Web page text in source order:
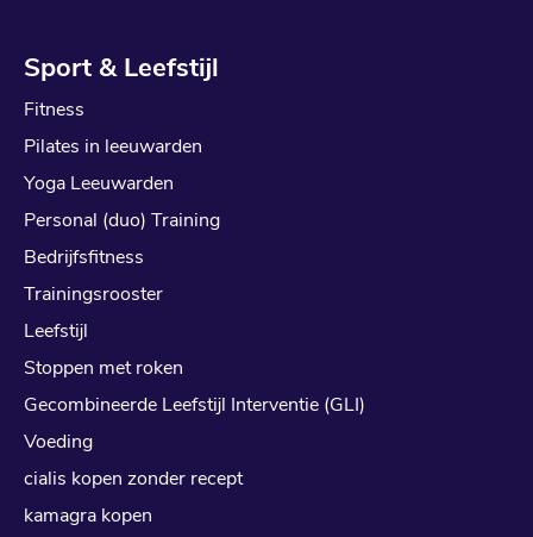
Sport & Leefstijl
Fitness
Pilates in leeuwarden
Yoga Leeuwarden
Personal (duo) Training
Bedrijfsfitness
Trainingsrooster
Leefstijl
Stoppen met roken
Gecombineerde Leefstijl Interventie (GLI)
Voeding
cialis kopen zonder recept
kamagra kopen